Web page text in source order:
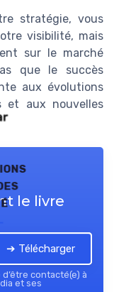
stratégie, vous
visibilité, mais
sur le marché
que le succès
aux évolutions
et aux nouvelles
le livre
➔ Télécharger
contacté(e) à
et ses